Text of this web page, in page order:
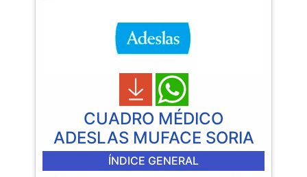
CUADRO MÉDICO
ADESLAS MUFACE SORIA
ÍNDICE GENERAL